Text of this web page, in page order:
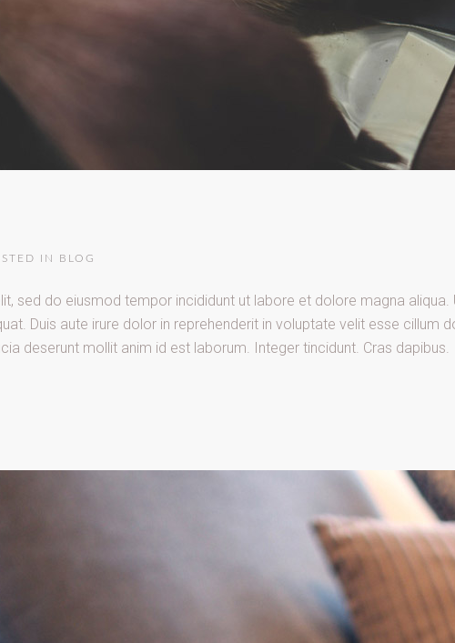
IN BLOG
sed do eiusmod tempor incididunt ut labore et dolore magna
Duis aute irure dolor in reprehenderit in voluptate velit esse cillum
deserunt mollit anim id est laborum. Integer tincidunt. Cras dapibus.